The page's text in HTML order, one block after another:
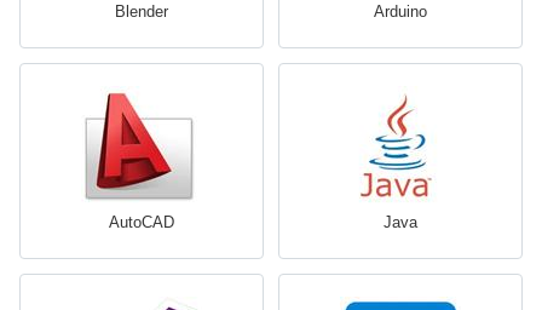
Blender Arduino
AutoCAD Java